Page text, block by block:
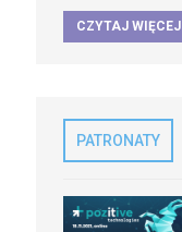
CZYTAJ WIĘCEJ
PATRONATY